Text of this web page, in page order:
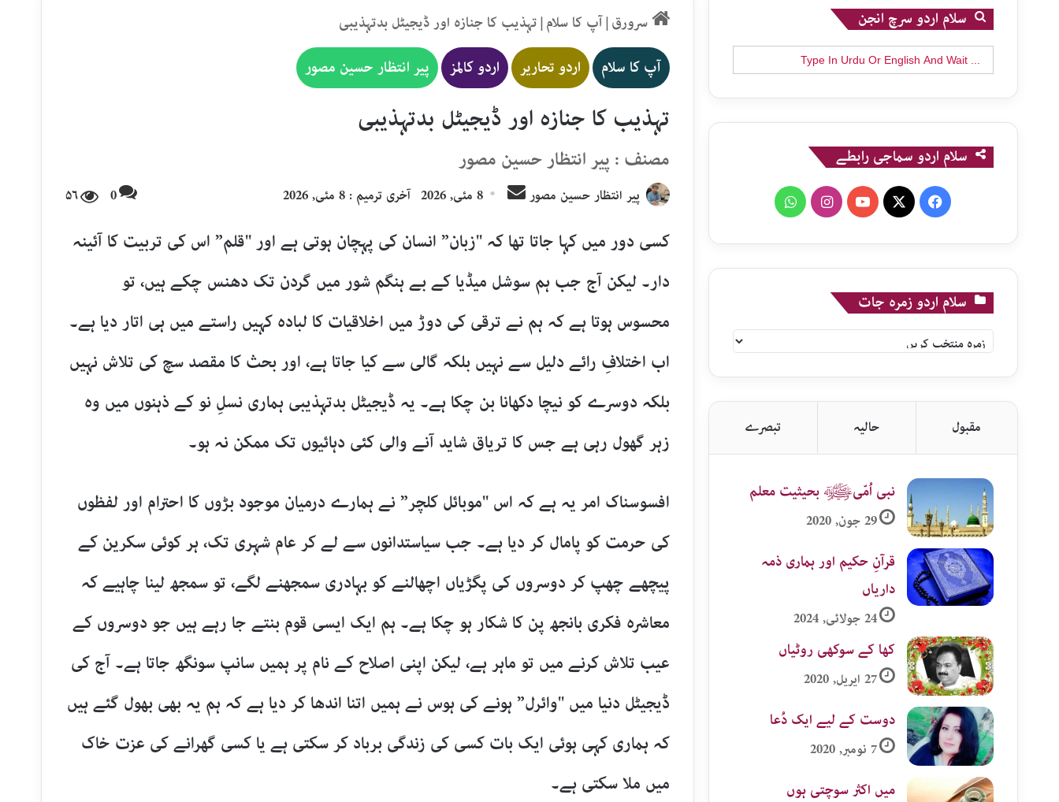
سرورق|آپ کا سلام|تہذیب کا جنازہ اور ڈیجیٹل بدتہذیبی
آپ کا سلام اردو تحاریر اردو کالمز پیر انتظار حسین مصور
تہذیب کا جنازہ اور ڈیجیٹل بدتہذیبی
​مصنف : پیر انتظار حسین مصور
پیر انتظار حسین مصور
Send8 مئی, 2026 آخری ترمیم : 8 مئی, 2026 0 ۵۶
​کسی دور میں کہا جاتا تھا کہ "زبان” انسان کی پہچان ہوتی ہے اور "قلم” اس کی تربیت کا آئینہ
دار۔ لیکن آج جب ہم سوشل میڈیا کے بے ہنگم شور میں گردن تک دھنس چکے ہیں، تو
محسوس ہوتا ہے کہ ہم نے ترقی کی دوڑ میں اخلاقیات کا لبادہ کہیں راستے میں ہی اتار دیا ہے۔
اب اختلافِ رائے دلیل سے نہیں بلکہ گالی سے کیا جاتا ہے، اور بحث کا مقصد سچ کی تلاش نہیں
بلکہ دوسرے کو نیچا دکھانا بن چکا ہے۔ یہ ڈیجیٹل بدتہذیبی ہماری نسلِ نو کے ذہنوں میں وہ
زہر گھول رہی ہے جس کا تریاق شاید آنے والی کئی دہائیوں تک ممکن نہ ہو۔
​افسوسناک امر یہ ہے کہ اس "موبائل کلچر” نے ہمارے درمیان موجود بڑوں کا احترام اور لفظوں
کی حرمت کو پامال کر دیا ہے۔ جب سیاستدانوں سے لے کر عام شہری تک، ہر کوئی سکرین کے
پیچھے چھپ کر دوسروں کی پگڑیاں اچھالنے کو بہادری سمجھنے لگے، تو سمجھ لینا چاہیے کہ
معاشرہ فکری بانجھ پن کا شکار ہو چکا ہے۔ ہم ایک ایسی قوم بنتے جا رہے ہیں جو دوسروں کے
عیب تلاش کرنے میں تو ماہر ہے، لیکن اپنی اصلاح کے نام پر ہمیں سانپ سونگھ جاتا ہے۔ آج کی
ڈیجیٹل دنیا میں "وائرل” ہونے کی ہوس نے ہمیں اتنا اندھا کر دیا ہے کہ ہم یہ بھی بھول گئے ہیں
کہ ہماری کہی ہوئی ایک بات کسی کی زندگی برباد کر سکتی ہے یا کسی گھرانے کی عزت خاک
میں ملا سکتی ہے۔
سلام اردو سرچ انجن
Search
for:
سلام اردو سماجی رابطے
Facebook
X
YouTube
Instagram
WhatsApp
سلام اردو زمرہ جات
سلام
اردو
مقبول حالیہ تبصرے
نبی اُمّیﷺ بحیثیت معلم
29 جون, 2020
قرآنِ حکیم اور ہماری ذمہ
داریاں
24 جولائی, 2024
کھا کے سوکھی روٹیاں
27 اپریل, 2020
دوست کے لیے ایک دُعا
7 نومبر, 2020
میں اکثر سوچتی ہوں